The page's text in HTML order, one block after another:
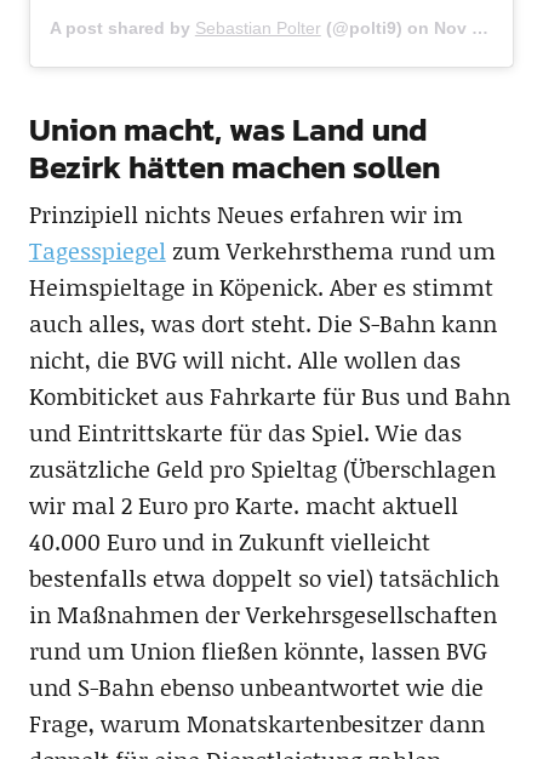
A post shared by Sebastian Polter (@polti9) on Nov 23, 2017 at 5:16am PST
Union macht, was Land und
Bezirk hätten machen sollen
Prinzipiell nichts Neues erfahren wir im
Tagesspiegelzum Verkehrsthema rund um
Heimspieltage in Köpenick. Aber es stimmt
auch alles, was dort steht. Die S-Bahn kann
nicht, die BVG will nicht. Alle wollen das
Kombiticket aus Fahrkarte für Bus und Bahn
und Eintrittskarte für das Spiel. Wie das
zusätzliche Geld pro Spieltag (Überschlagen
wir mal 2 Euro pro Karte. macht aktuell
40.000 Euro und in Zukunft vielleicht
bestenfalls etwa doppelt so viel) tatsächlich
in Maßnahmen der Verkehrsgesellschaften
rund um Union fließen könnte, lassen BVG
und S-Bahn ebenso unbeantwortet wie die
Frage, warum Monatskartenbesitzer dann